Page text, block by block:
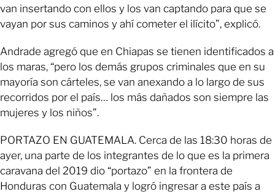
van insertando con ellos y los van captando para que se
vayan por sus caminos y ahí cometer el ilícito”, explicó.
Andrade agregó que en Chiapas se tienen identificados a
los maras, “pero los demás grupos criminales que en su
mayoría son cárteles, se van anexando a lo largo de sus
recorridos por el país… los más dañados son siempre las
mujeres y los niños”.
PORTAZO EN GUATEMALA. Cerca de las 18:30 horas de
ayer, una parte de los integrantes de lo que es la primera
caravana del 2019 dio “portazo” en la frontera de
Honduras con Guatemala y logró ingresar a este país a